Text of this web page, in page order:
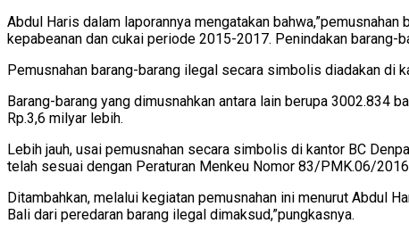
Abdul Haris dalam laporannya mengatakan
kepabeanan dan cukai periode 2015-2017. Penindakan barang-
Pemusnahan barang-barang ilegal secara simbolis diadakan di
Barang-barang yang dimusnahkan antara lain berupa 3002.834
Rp.3,6 milyar lebih.
Lebih jauh, usai pemusnahan secara simbolis di kantor BC
telah sesuai dengan Peraturan Menkeu Nomor 83/PMK.06/
Ditambahkan, melalui kegiatan pemusnahan ini menurut Abdul
Bali dari peredaran barang ilegal dimaksud,”pungkasnya.